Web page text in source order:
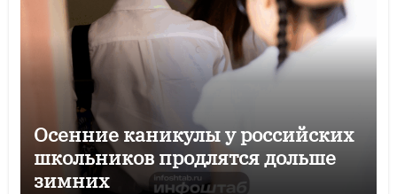
Осенние каникулы у российских
школьников продлятся дольше
зимних